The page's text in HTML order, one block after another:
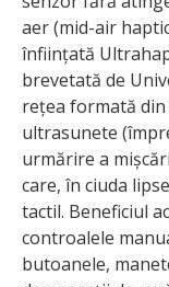
aer (mid-air
înființată
brevetată de
rețea formată din
ultrasunete
urmărire a
care, în ciuda
tactil. Beneficiul
controalele
butoanele,